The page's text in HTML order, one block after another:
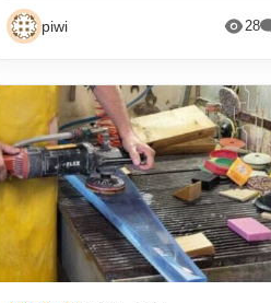
piwi 28